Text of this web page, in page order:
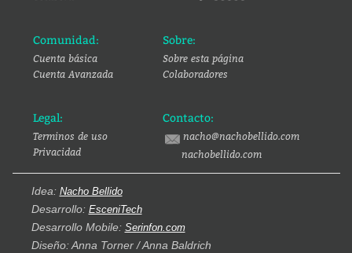
Comunidad:
Cuenta básica
Cuenta Avanzada
Sobre:
Sobre esta página
Colaboradores
Legal:
Terminos de uso
Privacidad
Contacto:
nacho@nachobellido.com
nachobellido.com
Idea: Nacho Bellido
Desarrollo: EsceniTech
Desarrollo Mobile: Serinfon.com
Diseño: Anna Torner / Anna Baldrich